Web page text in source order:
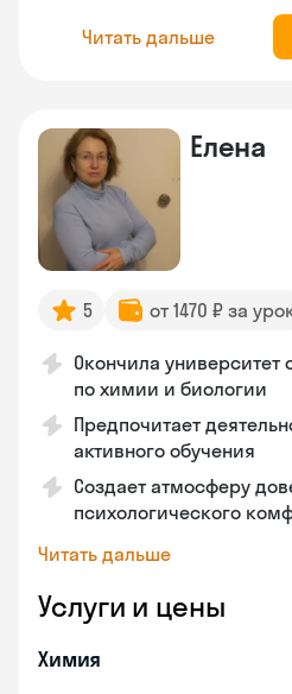
Читать дальше
Елена
5 от 1470 ₽ за
Окончила
по химии и биологии
Предпочитает
активного обучения
Создает атмосферу
психологического
Читать дальше
Услуги и цены
Химия